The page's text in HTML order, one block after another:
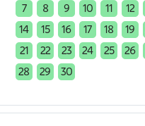
7
8 9 10 11 12
14
15 16 17 18 19
21
22 23 24 25 26
28
29 30